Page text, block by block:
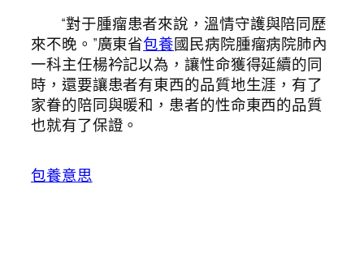
“對于腫瘤患者來說，溫情守護與陪同歷
來不晚。”廣東省包養國民病院腫瘤病院肺內
一科主任楊衿記以為，讓性命獲得延續的同
時，還要讓患者有東西的品質地生涯，有了
家眷的陪同與暖和，患者的性命東西的品質
也就有了保證。
包養意思